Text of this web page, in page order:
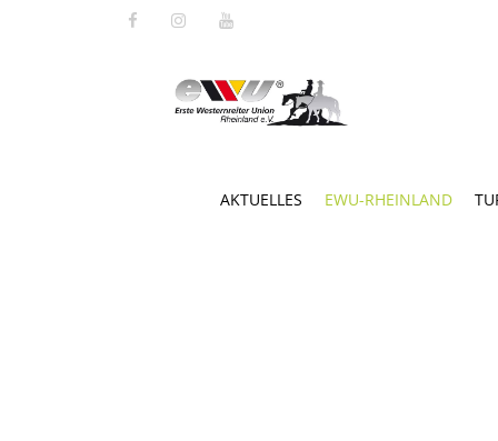
AKTUELLES EWU-RHEINLAND